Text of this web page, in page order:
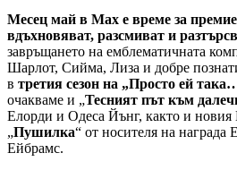
Месец май в Max е време за
вдъхновяват, разсмиват и
завръщането на емблематичната
Шарлот, Сийма, Лиза и добре
в третия сезон на „Просто ей
очакваме и „Тесният път към
Елорди и Одеса Йънг, както и новия
„Пушилка“ от носителя на
Ейбрамс.